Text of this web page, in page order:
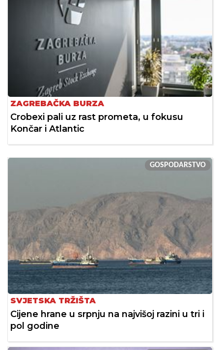
ZAGREBAČKA BURZA
Crobexi pali uz rast prometa, u fokusu
Končar i Atlantic
GOSPODARSTVO
SVJETSKA TRŽIŠTA
Cijene hrane u srpnju na najvišoj razini u tri i
pol godine